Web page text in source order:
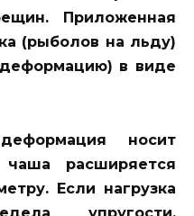
Приложенная
(рыболов на льду)
в виде
носит
расширяется
Если нагрузка
упругости,